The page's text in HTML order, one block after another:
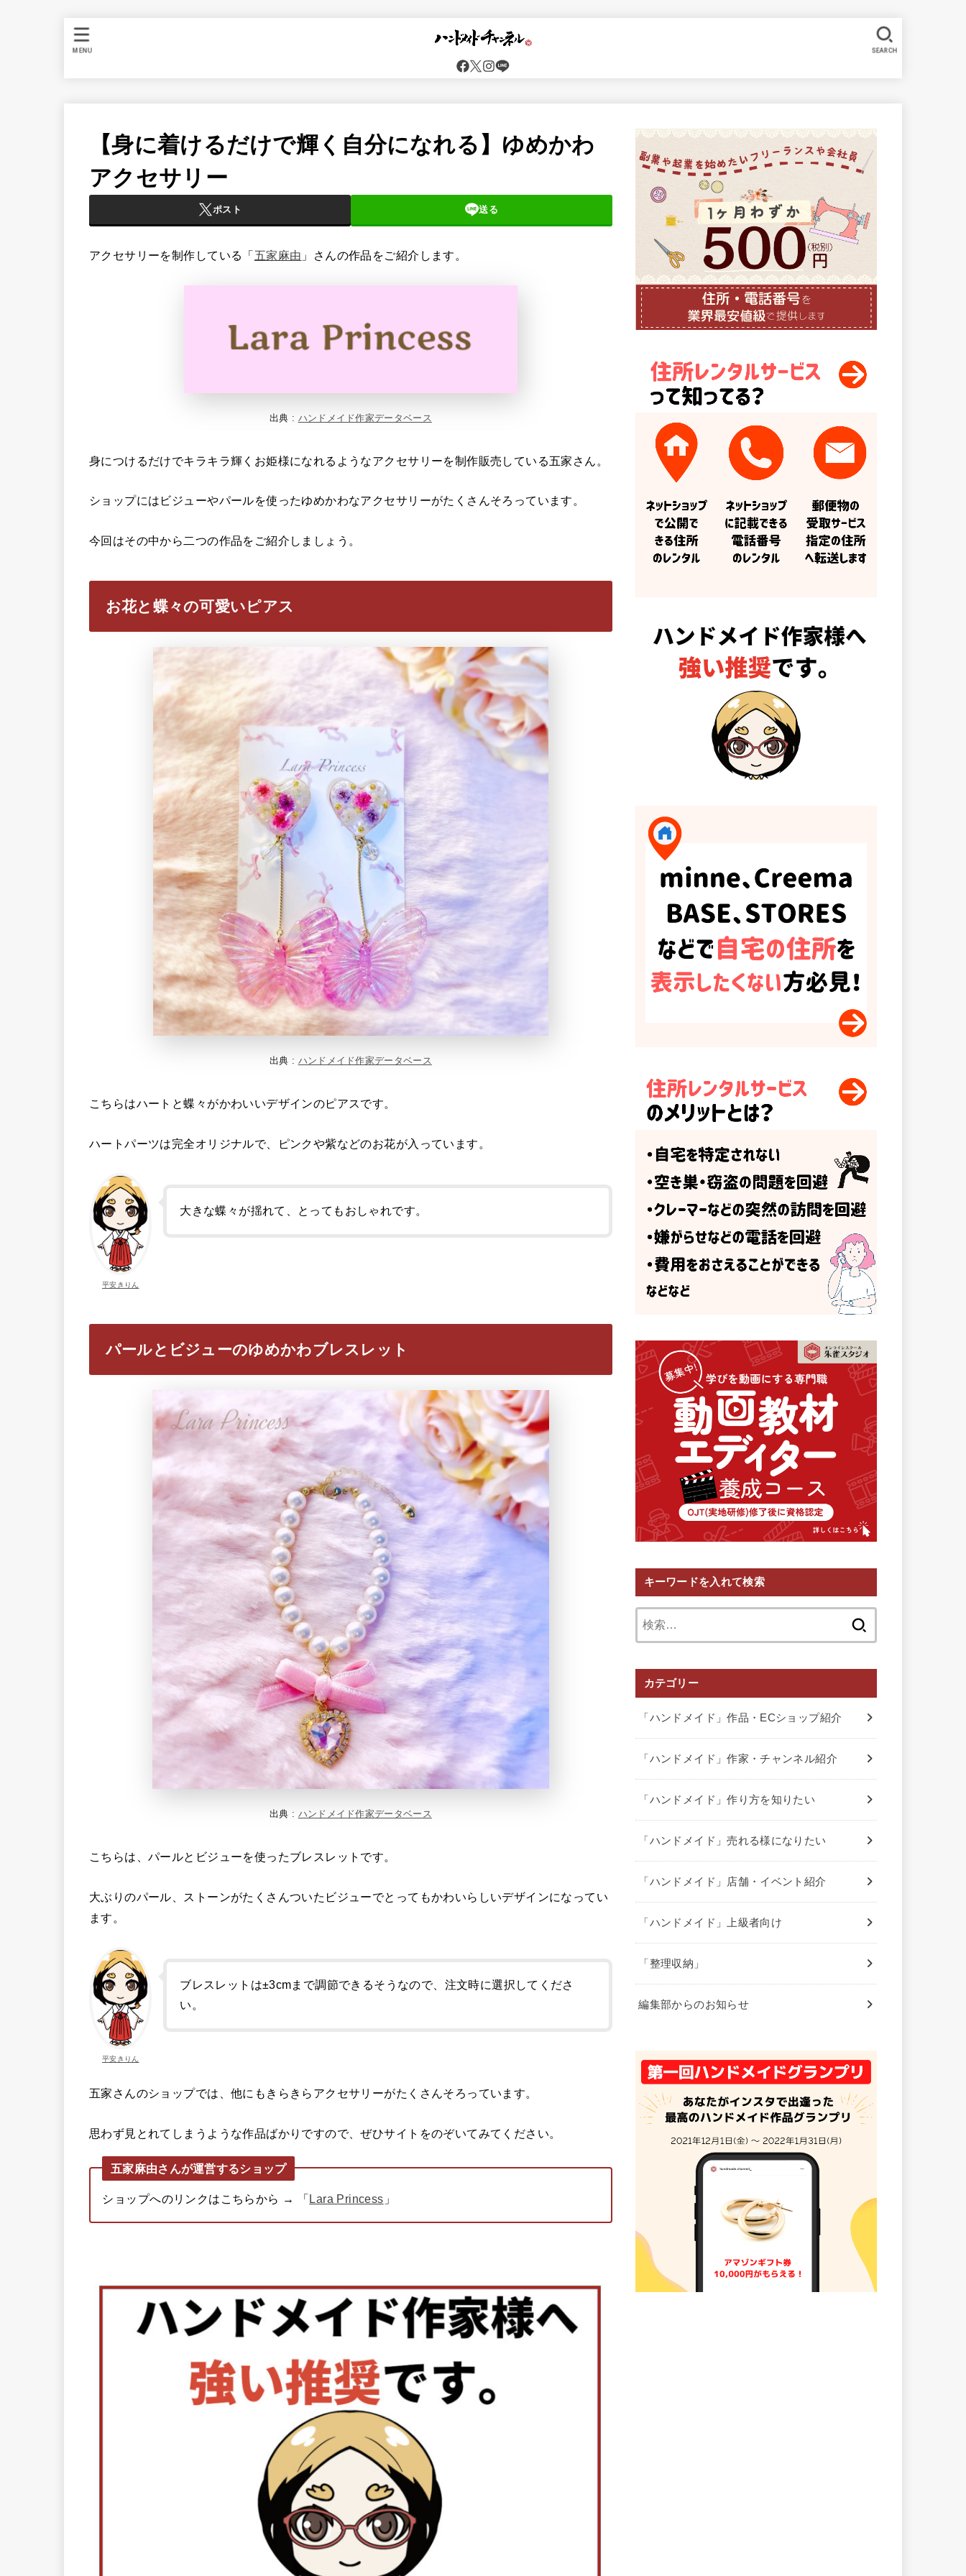
SEARCH
MENU
【身に着けるだけで輝く自分になれる】ゆめかわ
アクセサリー
ポスト 送る
アクセサリーを制作している「五家麻由 」さんの作品をご紹介します。
出典 : ハンドメイド作家データベース
身につけるだけでキラキラ輝くお姫様になれるようなアクセサリーを制作販売している五家さん。
ショップにはビジューやパールを使ったゆめかわなアクセサリーがたくさんそろっています。
今回はその中から二つの作品をご紹介しましょう。
お花と蝶々の可愛いピアス
出典 : ハンドメイド作家データベース
こちらはハートと蝶々がかわいいデザインのピアスです。
ハートパーツは完全オリジナルで、ピンクや紫などのお花が入っています。
平安きりん
大きな蝶々が揺れて、とってもおしゃれです。
パールとビジューのゆめかわブレスレット
出典 : ハンドメイド作家データベース
こちらは、パールとビジューを使ったブレスレットです。
大ぶりのパール、ストーンがたくさんついたビジューでとってもかわいらしいデザインになってい
ます。
平安きりん
ブレスレットは±3cmまで調節できるそうなので、注文時に選択してくださ
い。
五家さんのショップでは、他にもきらきらアクセサリーがたくさんそろっています。
思わず見とれてしまうような作品ばかりですので、ぜひサイトをのぞいてみてください。
五家麻由さんが運営するショップ
ショップへのリンクはこちらから → 「Lara Princess 」
キーワードを入れて検索
カテゴリー
「ハンドメイド」作品・ECショップ紹介
「ハンドメイド」作家・チャンネル紹介
「ハンドメイド」作り方を知りたい
「ハンドメイド」売れる様になりたい
「ハンドメイド」店舗・イベント紹介
「ハンドメイド」上級者向け
「整理収納」
編集部からのお知らせ